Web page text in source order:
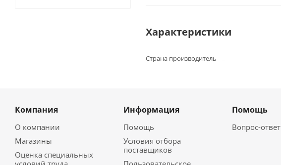
Характеристики
Страна производитель
Компания
О компании
Магазины
Оценка специальных
Информация
Помощь
Условия отбора
поставщиков
Помощь
Вопрос-ответ